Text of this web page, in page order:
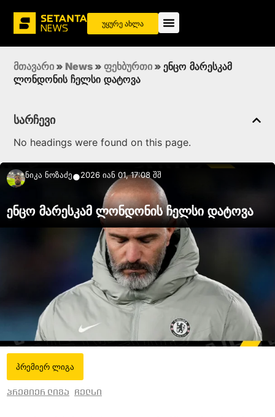
უყურე ახლა
მთავარი » News » ფეხბურთი » ენცო მარესკამ
ლონდონის ჩელსი დატოვა
სარჩევი
No headings were found on this page.
Ნიკა Ნოზაძე●2026 იან 01, 17:08 შშ
ენცო მარესკამ ლონდონის ჩელსი დატოვა
პრემიერ ლიგა
პრემიერ ლიგა ჩელსი